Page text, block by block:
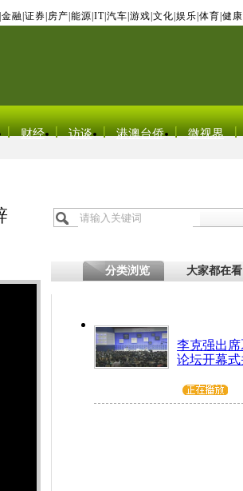
金融 证券 房产 能源 IT| 汽车 游戏 文化 娱乐 体育 健康
财经 访谈 港澳台侨 微视界
分类浏览 大家都在看
李克强出
论坛开幕